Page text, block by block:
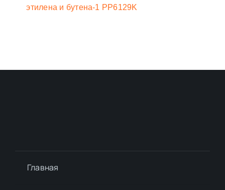
этилена и бутена-1 PP6129K
Главная